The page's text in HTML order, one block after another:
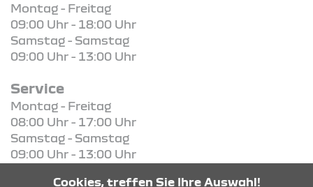
Montag - Freitag
09:00 Uhr - 18:00 Uhr
Samstag - Samstag
09:00 Uhr - 13:00 Uhr
Service
Montag - Freitag
08:00 Uhr - 17:00 Uhr
Samstag - Samstag
09:00 Uhr - 13:00 Uhr
Cookies, treffen Sie Ihre Auswahl!